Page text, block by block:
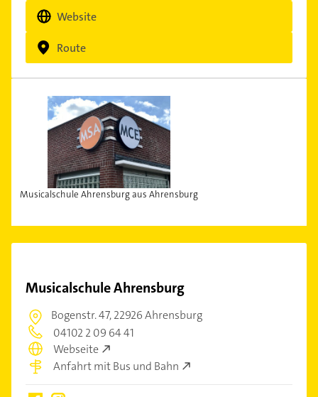
Website
Route
Musicalschule Ahrensburg aus Ahrensburg
Musicalschule Ahrensburg
Bogenstr. 47,22926 Ahrensburg
04102 2 09 64 41
Webseite
Anfahrt mit Bus und Bahn